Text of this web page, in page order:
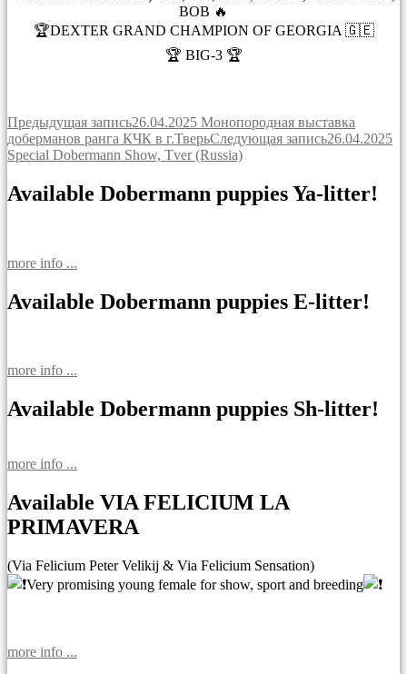
BOB 🔥
🏆DEXTER GRAND CHAMPION OF GEORGIA 🇬🇪
🏆 BIG-3 🏆
Навигация
по
Предыдущая запись26.04.2025 Монопородная выставка
доберманов ранга КЧК в г.ТверьСледующая запись26.04.2025
Special Dobermann Show, Tver (Russia)
Available Dobermann puppies Ya-litter!
more info ...
Available Dobermann puppies E-litter!
more info ...
Available Dobermann puppies Sh-litter!
more info ...
Available VIA FELICIUM LA
PRIMAVERA
(Via Felicium Peter Velikij & Via Felicium Sensation)
Very promising young female for show, sport and breeding
more info ...